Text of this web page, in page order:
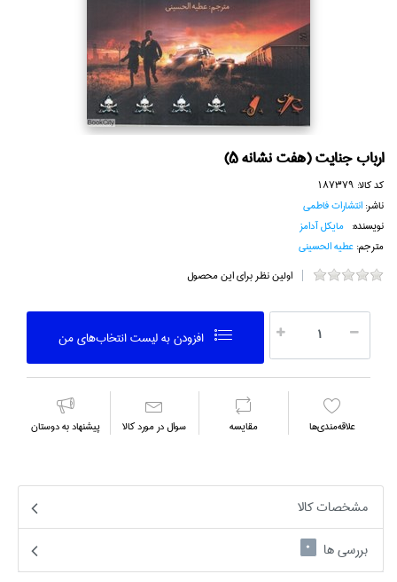
ارباب جنايت (هفت نشانه 5)
کد کالا: 187379
ناشر:انتشارات فاطمي
نویسنده: مايكل آدامز
مترجم:عطيه الحسيني
اولین نظر برای این محصول
افزودن به ليست انتخاب‌هاي من
علاقه‌مندي‌ها مقايسه سوال در مورد كالا پیشنهاد به دوستان
مشخصات کالا
بررسی ها
0